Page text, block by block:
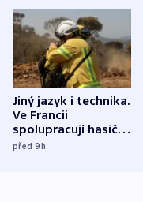
Jiný jazyk i technika.
Ve Francii
spolupracují hasiči z
různých zemí
před 9h